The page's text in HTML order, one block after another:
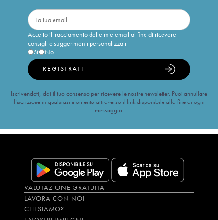
Accetto il tracciamento delle mie email al fine di ricevere
consigli e suggerimenti personalizzati
Sì
No
REGISTRATI
Iscrivendoti, dai il tuo consenso per ricevere le nostre newsletter. Puoi annullare
l’iscrizione in qualsiasi momento attraverso il link disponibile alla fine di ogni
messaggio.
VALUTAZIONE GRATUITA
LAVORA CON NOI
CHI SIAMO?